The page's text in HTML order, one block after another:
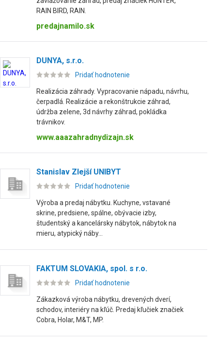
RAIN BIRD, RAIN.
predajnamilo.sk
DUNYA, s.r.o.
Pridať hodnotenie
Realizácia záhrady. Vypracovanie nápadu, návrhu,
čerpadlá. Realizácie a rekonštrukcie záhrad,
údržba zelene, 3d návrhy záhrad, pokládka
trávnikov.
www.aaazahradnydizajn.sk
Stanislav Zlejší UNIBYT
Pridať hodnotenie
Výroba a predaj nábytku. Kuchyne, vstavané
skrine, predsiene, spálne, obývacie izby,
študentský a kancelársky nábytok, nábytok na
mieru, atypický náby...
FAKTUM SLOVAKIA, spol. s r.o.
Pridať hodnotenie
Zákazková výroba nábytku, drevených dverí,
schodov, interiéry na kľúč. Predaj kľučiek značiek
Cobra, Holar, M&T, MP.